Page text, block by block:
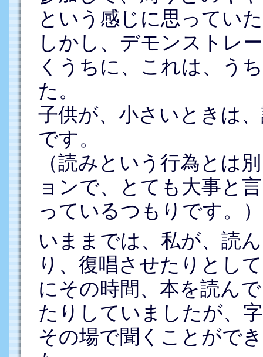
という感じに思ってい
しかし、デモンストレ
くうちに、これは、う
た。
子供が、小さいときは
です。
（読みという行為とは
ョンで、とても大事と
っているつもりです。）
いままでは、私が、読
り、復唱させたりとし
にその時間、本を読ん
たりしていましたが、
その場で聞くことがで